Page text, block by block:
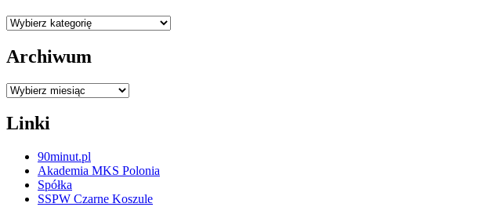
Kategorie
Archiwum
Archiwum
Linki
90minut.pl
Akademia MKS Polonia
Spółka
SSPW Czarne Koszule